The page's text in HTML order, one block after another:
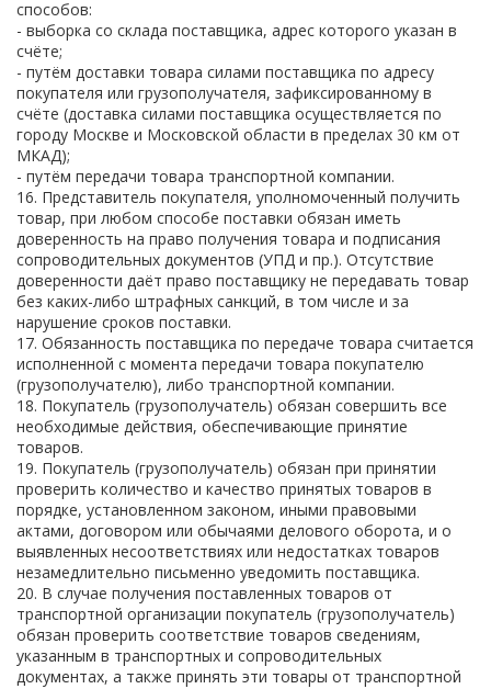
способов:
- выборка со склада поставщика, адрес которого указан в
счёте;
- путём доставки товара силами поставщика по адресу
покупателя или грузополучателя, зафиксированному в
счёте (доставка силами поставщика осуществляется по
городу Москве и Московской области в пределах 30 км от
МКАД);
- путём передачи товара транспортной компании.
16. Представитель покупателя, уполномоченный получить
товар, при любом способе поставки обязан иметь
доверенность на право получения товара и подписания
сопроводительных документов (УПД и пр.). Отсутствие
доверенности даёт право поставщику не передавать товар
без каких-либо штрафных санкций, в том числе и за
нарушение сроков поставки.
17. Обязанность поставщика по передаче товара считается
исполненной с момента передачи товара покупателю
(грузополучателю), либо транспортной компании.
18. Покупатель (грузополучатель) обязан совершить все
необходимые действия, обеспечивающие принятие
товаров.
19. Покупатель (грузополучатель) обязан при принятии
проверить количество и качество принятых товаров в
порядке, установленном законом, иными правовыми
актами, договором или обычаями делового оборота, и о
выявленных несоответствиях или недостатках товаров
незамедлительно письменно уведомить поставщика.
20. В случае получения поставленных товаров от
транспортной организации покупатель (грузополучатель)
обязан проверить соответствие товаров сведениям,
указанным в транспортных и сопроводительных
документах, а также принять эти товары от транспортной